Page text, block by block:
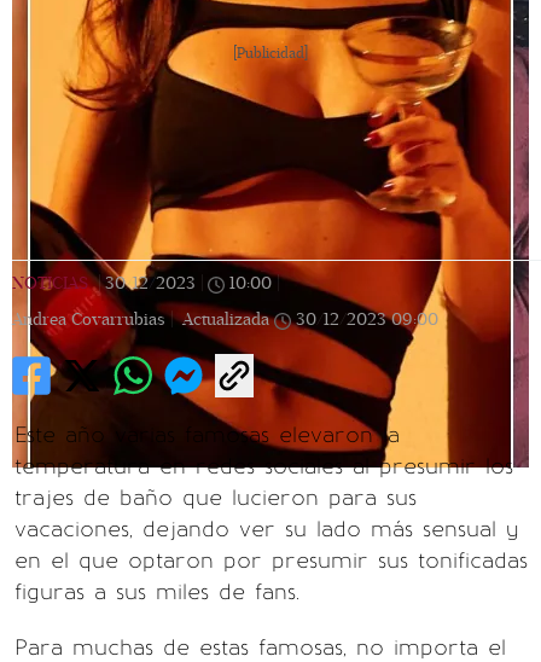
[Publicidad]
NOTICIAS | 30/12/2023 10:00 |
Andrea Covarrubias | Actualizada 30/12/2023 09:00
Este año varias famosas elevaron la
temperatura en redes sociales al presumir los
trajes de baño que lucieron para sus
vacaciones, dejando ver su lado más sensual y
en el que optaron por presumir sus tonificadas
figuras a sus miles de fans.
Para muchas de estas famosas, no importa el